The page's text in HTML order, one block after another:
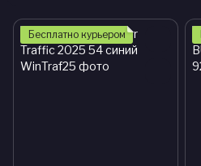
Бесплатно курьером